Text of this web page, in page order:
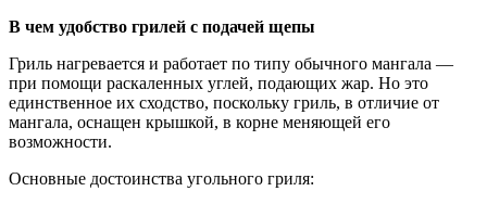
В чем удобство грилей с подачей щепы
Гриль нагревается и работает по типу обычного мангала —
при помощи раскаленных углей, подающих жар. Но это
единственное их сходство, поскольку гриль, в отличие от
мангала, оснащен крышкой, в корне меняющей его
возможности.
Основные достоинства угольного гриля: